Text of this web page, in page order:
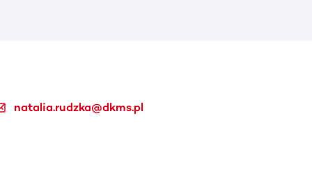
natalia.rudzka@dkms.pl